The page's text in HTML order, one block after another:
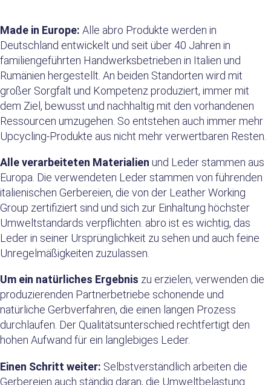
Made in Europe: Alle abro Produkte werden in
Deutschland entwickelt und seit über 40 Jahren in
familiengeführten Handwerksbetrieben in Italien und
Rumänien hergestellt. An beiden Standorten wird mit
großer Sorgfalt und Kompetenz produziert, immer mit
dem Ziel, bewusst und nachhaltig mit den vorhandenen
Ressourcen umzugehen. So entstehen auch immer mehr
Upcycling-Produkte aus nicht mehr verwertbaren Resten.
Alle verarbeiteten Materialien und Leder stammen aus
Europa. Die verwendeten Leder stammen von führenden
italienischen Gerbereien, die von der Leather Working
Group zertifiziert sind und sich zur Einhaltung höchster
Umweltstandards verpflichten. abro ist es wichtig, das
Leder in seiner Ursprünglichkeit zu sehen und auch feine
Unregelmäßigkeiten zuzulassen.
Um ein natürliches Ergebnis zu erzielen, verwenden die
produzierenden Partnerbetriebe schonende und
natürliche Gerbverfahren, die einen langen Prozess
durchlaufen. Der Qualitätsunterschied rechtfertigt den
hohen Aufwand für ein langlebiges Leder.
Einen Schritt weiter: Selbstverständlich arbeiten die
Gerbereien auch ständig daran, die Umweltbelastung